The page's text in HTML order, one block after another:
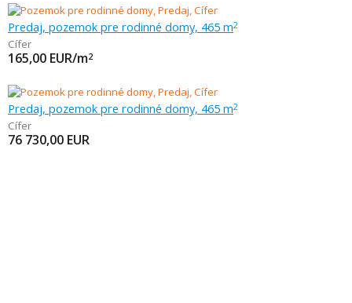
Predaj, pozemok pre rodinné domy, 465 m2
Cífer
165,00 EUR/m2
Predaj, pozemok pre rodinné domy, 465 m2
Cífer
76 730,00 EUR